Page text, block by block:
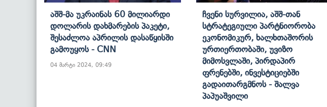
Აშშ-Მა Უკრაინას 60 Მილიარდი
Დოლარის Დახმარების Პაკეტი,
Შესაძლოა Აპრილის Დასაწყისში
Გამოუყოს - CNN
04 მარტი 2024, 09:49
Ჩვენი Სურვილია, Აშშ-Თან
Სტრატეგიული Პარტნიორობა
Ეკონომიკურ, Ხალხთაშორის
Ურთიერთობაში, Უვიზო
Მიმოსვლაში, Პირდაპირ
Ფრენებში, Ინვესტიციებში
Გადაითარგმნოს - Შალვა
Პაპუაშვილი